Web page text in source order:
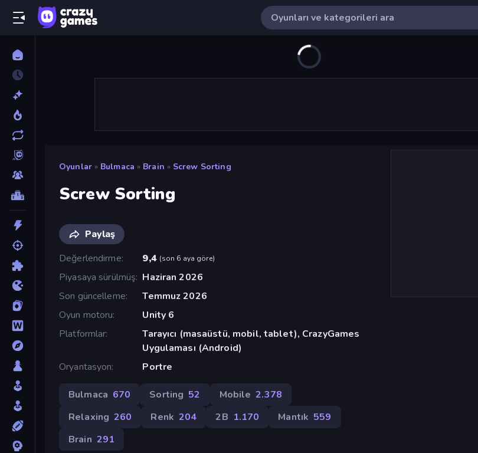
Oyunlar » Bulmaca » Brain » Screw Sorting
Screw Sorting
Paylaş
Değerlendirme
9,4 (son 6 aya göre)
Piyasaya sürülmüş Haziran 2026
Son güncelleme
Temmuz 2026
Oyun motoru
Unity 6
Platformlar
Tarayıcı (masaüstü, mobil, tablet), CrazyGames
Uygulaması (Android)
Oryantasyon
Portre
Bulmaca 670 Sorting 52 Mobile 2.378
Relaxing 260 Renk 204 2B 1.170 Mantık 559
Brain 291